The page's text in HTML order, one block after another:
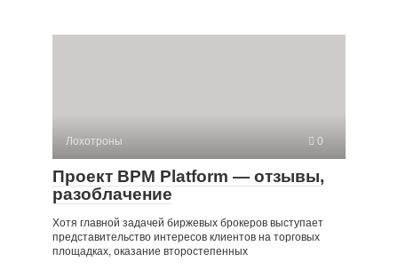
Лохотроны 0
Проект BPM Platform — отзывы,
разоблачение
Хотя главной задачей биржевых брокеров выступает
представительство интересов клиентов на торговых
площадках, оказание второстепенных